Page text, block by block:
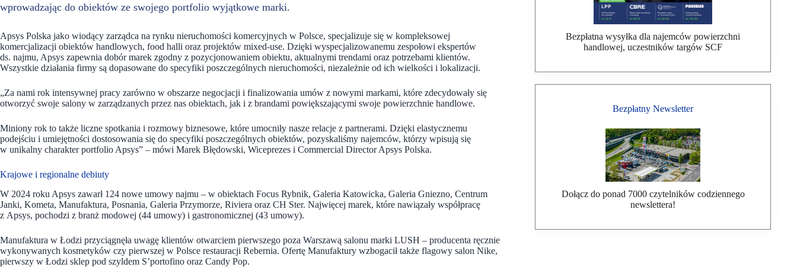
wprowadzając do obiektów ze swojego portfolio wyjątkowe marki.
Apsys Polska jako wiodący zarządca na rynku nieruchomości komercyjnych w Polsce, specjalizuje się w kompleksowej
komercjalizacji obiektów handlowych, food halli oraz projektów mixed-use. Dzięki wyspecjalizowanemu zespołowi ekspertów
ds. najmu, Apsys zapewnia dobór marek zgodny z pozycjonowaniem obiektu, aktualnymi trendami oraz potrzebami klientów.
Wszystkie działania firmy są dopasowane do specyfiki poszczególnych nieruchomości, niezależnie od ich wielkości i lokalizacji.
„Za nami rok intensywnej pracy zarówno w obszarze negocjacji i finalizowania umów z nowymi markami, które zdecydowały się
otworzyć swoje salony w zarządzanych przez nas obiektach, jak i z brandami powiększającymi swoje powierzchnie handlowe.
Miniony rok to także liczne spotkania i rozmowy biznesowe, które umocniły nasze relacje z partnerami. Dzięki elastycznemu
podejściu i umiejętności dostosowania się do specyfiki poszczególnych obiektów, pozyskaliśmy najemców, którzy wpisują się
w unikalny charakter portfolio Apsys” – mówi Marek Błędowski, Wiceprezes i Commercial Director Apsys Polska.
Krajowe i regionalne debiuty
W 2024 roku Apsys zawarł 124 nowe umowy najmu – w obiektach Focus Rybnik, Galeria Katowicka, Galeria Gniezno, Centrum
Janki, Kometa, Manufaktura, Posnania, Galeria Przymorze, Riviera oraz CH Ster. Najwięcej marek, które nawiązały współpracę
z Apsys, pochodzi z branż modowej (44 umowy) i gastronomicznej (43 umowy).
Manufaktura w Łodzi przyciągnęła uwagę klientów otwarciem pierwszego poza Warszawą salonu marki LUSH – producenta ręcznie
wykonywanych kosmetyków czy pierwszej w Polsce restauracji Rebernia. Ofertę Manufaktury wzbogacił także flagowy salon Nike,
pierwszy w Łodzi sklep pod szyldem S’portofino oraz Candy Pop.
Bezpłatna wysyłka dla najemców powierzchni
handlowej, uczestników targów SCF
Bezpłatny Newsletter
Dołącz do ponad 7000 czytelników codziennego
newslettera!